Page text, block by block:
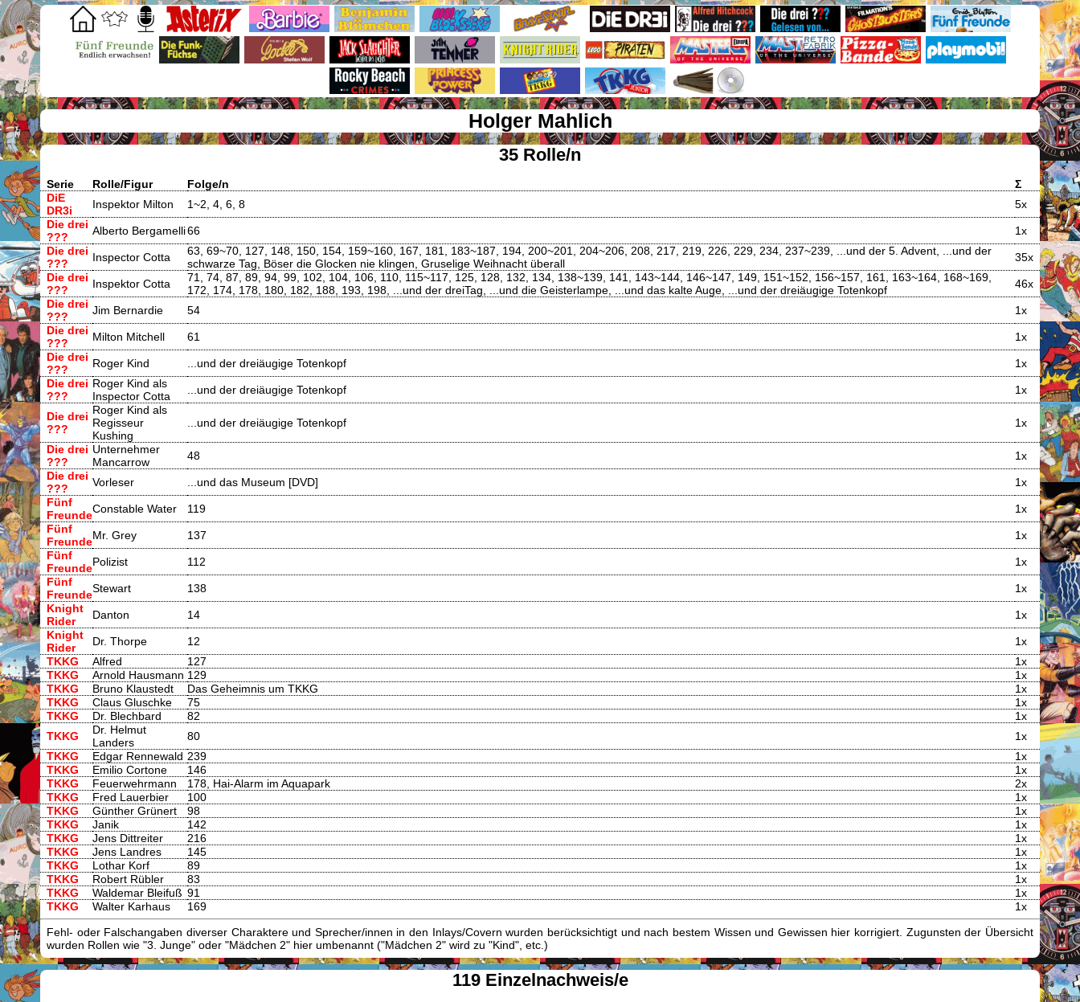
Holger Mahlich
35 Rolle/n
Serie Rolle/Figur Folge/n
Σ
DiE
DR3i
Inspektor Milton 1~2, 4, 6, 8
5x
Die drei
???
Alberto Bergamelli66
1x
Die drei
???
Inspector Cotta
63, 69~70, 127, 148, 150, 154, 159~160, 167, 181, 183~187, 194, 200~201, 204~206, 208, 217, 219, 226, 229, 234, 237~239, ...und der 5. Advent, ...und der
schwarze Tag, Böser die Glocken nie klingen, Gruselige Weihnacht überall
35x
Die drei
???
Inspektor Cotta
71, 74, 87, 89, 94, 99, 102, 104, 106, 110, 115~117, 125, 128, 132, 134, 138~139, 141, 143~144, 146~147, 149, 151~152, 156~157, 161, 163~164, 168~169,
172, 174, 178, 180, 182, 188, 193, 198, ...und der dreiTag, ...und die Geisterlampe, ...und das kalte Auge, ...und der dreiäugige Totenkopf
46x
Die drei
???
Jim Bernardie 54
1x
Die drei
???
Milton Mitchell 61
1x
Die drei
???
Roger Kind ...und der dreiäugige Totenkopf
1x
Die drei
???
Roger Kind als
Inspector Cotta
...und der dreiäugige Totenkopf 1x
Die drei
???
Roger Kind als
Regisseur
Kushing
...und der dreiäugige Totenkopf 1x
Die drei
???
Unternehmer
Mancarrow
48
1x
Die drei
???
Vorleser ...und das Museum [DVD]
1x
Fünf
FreundeConstable Water 119
1x
Fünf
FreundeMr. Grey 137
1x
Fünf
FreundePolizist 112
1x
Fünf
FreundeStewart 138
1x
Knight
Rider
Danton 14
1x
Knight
Rider
Dr. Thorpe 12
1x
TKKG
Alfred 127
1x
TKKG
Arnold Hausmann 129
1x
TKKG
Bruno Klaustedt Das Geheimnis um TKKG
1x
TKKG
Claus Gluschke 75
1x
TKKG
Dr. Blechbard 82
1x
TKKG
Dr. Helmut
Landers
80
1x
TKKG
Edgar Rennewald 239
1x
TKKG
Emilio Cortone 146
1x
TKKG
Feuerwehrmann 178, Hai-Alarm im Aquapark
2x
TKKG
Fred Lauerbier 100
1x
TKKG
Günther Grünert 98
1x
TKKG
Janik 142
1x
TKKG
Jens Dittreiter 216
1x
TKKG
Jens Landres 145
1x
TKKG
Lothar Korf 89
1x
TKKG
Robert Rübler 83
1x
TKKG
Waldemar Bleifuß 91
1x
TKKG
Walter Karhaus 169 1x
Fehl- oder Falschangaben diverser Charaktere und Sprecher/innen in den Inlays/Covern wurden berücksichtigt und nach bestem Wissen und Gewissen hier korrigiert. Zugunsten der Übersicht
wurden Rollen wie "3. Junge" oder "Mädchen 2" hier umbenannt ("Mädchen 2" wird zu "Kind", etc.)
119 Einzelnachweis/e